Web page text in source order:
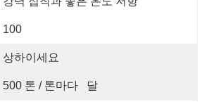
100
상하이세요
500 톤 / 톤마다   달